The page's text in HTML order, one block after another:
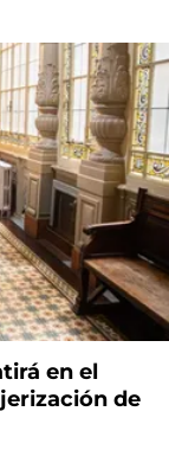
en el
de